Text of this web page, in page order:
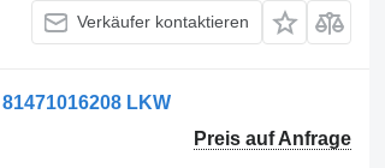
Verkäufer kontaktieren
LKW
Preis auf Anfrage